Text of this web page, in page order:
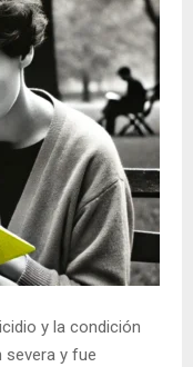
y la condición
severa y fue